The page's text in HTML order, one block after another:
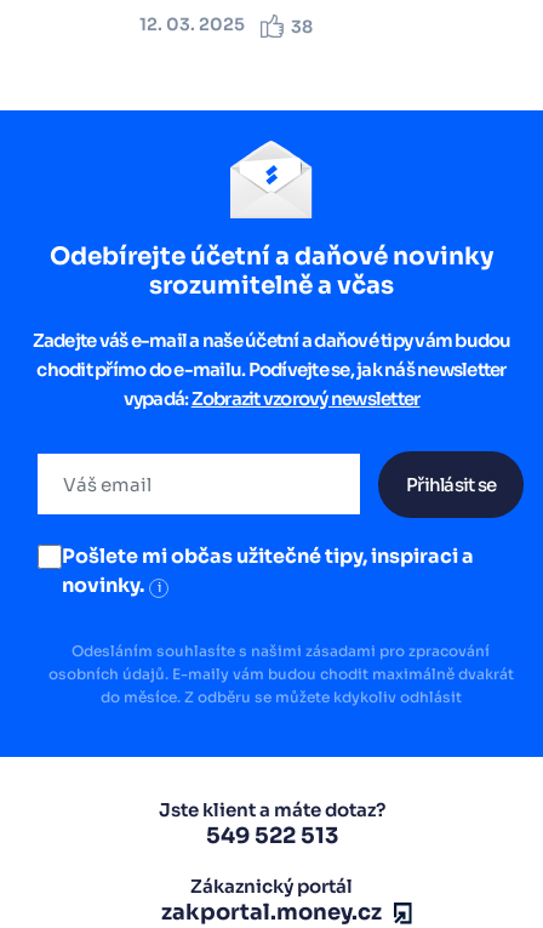
12. 03. 2025 38
Odebírejte účetní a daňové novinky
srozumitelně a včas
Zadejte váš e-mail a naše účetní a daňové tipy vám budou
chodit přímo do e-mailu. Podívejte se, jak náš newsletter
vypadá:Zobrazit vzorový newsletter
Přihlásit se
Pošlete mi občas užitečné tipy, inspiraci a
novinky.
i
Odesláním souhlasíte s našimi zásadami pro zpracování
osobních údajů. E-maily vám budou chodit maximálně dvakrát
do měsíce. Z odběru se můžete kdykoliv odhlásit
Jste klient a máte dotaz?
549 522 513
Zákaznický portál
zakportal.money.cz